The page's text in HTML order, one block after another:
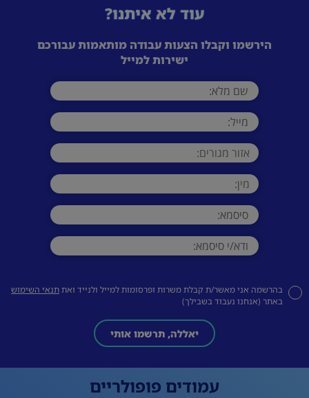
עוד לא איתנו?
הירשמו וקבלו הצעות עבודה מותאמות עבורכם
ישירות למייל
בהרשמה אני מאשר/ת קבלת משרות ופרסומות למייל ולנייד ואתתנאי השימוש
באתר (אנחנו נעבוד בשבילך)
יאללה, תרשמו אותי
עמודים פופולריים